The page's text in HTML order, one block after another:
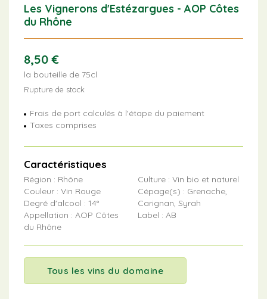
Les Vignerons d'Estézargues - AOP Côtes
du Rhône
8,50€
la bouteille de 75cl
Rupture de stock
Frais de port calculés à l'étape du paiement
Taxes comprises
Caractéristiques
Région : Rhône
Couleur : Vin Rouge
Degré d'alcool : 14°
Appellation : AOP Côtes
du Rhône
Culture : Vin bio et naturel
Cépage(s) : Grenache,
Carignan, Syrah
Label : AB
Tous les vins du domaine